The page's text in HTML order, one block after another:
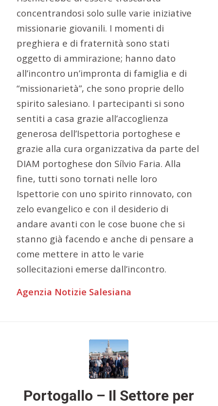
concentrandosi solo sulle varie iniziative
missionarie giovanili. I momenti di
preghiera e di fraternità sono stati
oggetto di ammirazione; hanno dato
all’incontro un’impronta di famiglia e di
“missionarietà”, che sono proprie dello
spirito salesiano. I partecipanti si sono
sentiti a casa grazie all’accoglienza
generosa dell’Ispettoria portoghese e
grazie alla cura organizzativa da parte del
DIAM portoghese don Sílvio Faria. Alla
fine, tutti sono tornati nelle loro
Ispettorie con uno spirito rinnovato, con
zelo evangelico e con il desiderio di
andare avanti con le cose buone che si
stanno già facendo e anche di pensare a
come mettere in atto le varie
sollecitazioni emerse dall’incontro.
Agenzia Notizie Salesiana
Portogallo – Il Settore per